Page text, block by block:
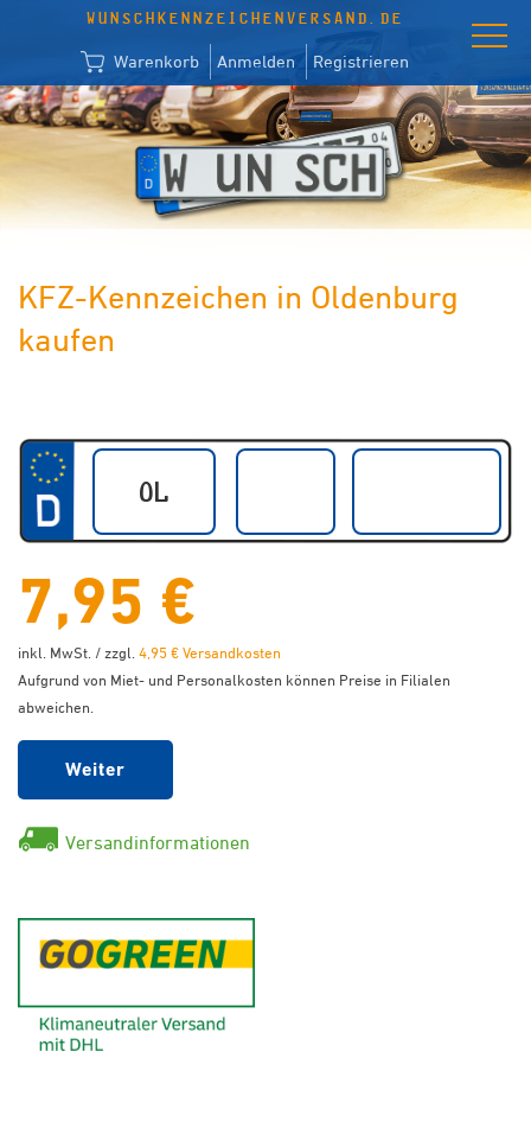
WUNSCHKENNZEICHENVERSAND.DE
Warenkorb Anmelden Registrieren
KFZ-Kennzeichen in Oldenburg
kaufen
7,95 €
inkl. MwSt. / zzgl. 4,95 € Versandkosten
Aufgrund von Miet- und Personalkosten können Preise in Filialen
abweichen.
Weiter
Versandinformationen